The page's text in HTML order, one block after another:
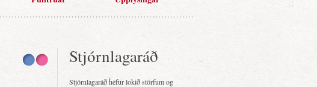
Stjórnlagaráð
Stjórnlagaráð hefur lokið störfum og